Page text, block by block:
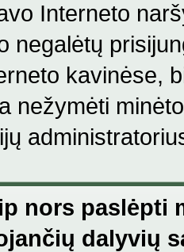
Interneto
negalėtų
kavinėse,
nežymėti
nors paslėpti
dalyvių